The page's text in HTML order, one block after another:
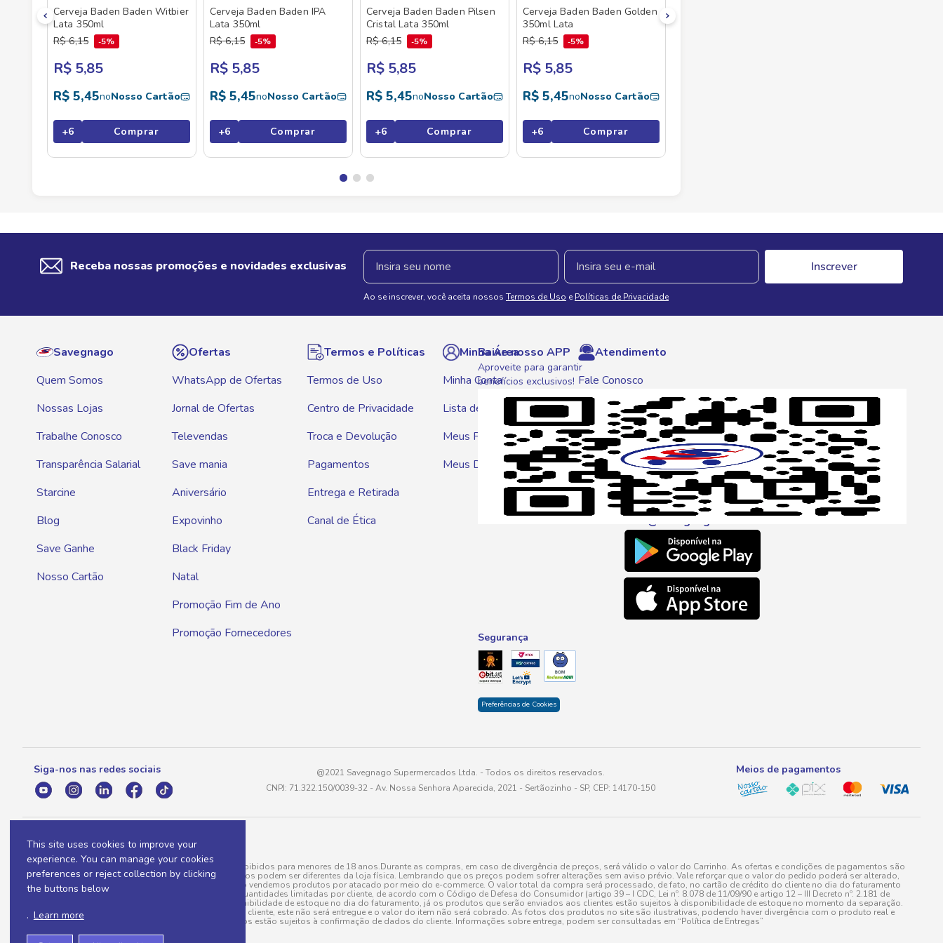
This site uses cookies to improve your
experience. You can manage your cookies
preferences or reject collection by clicking
the buttons below
. Learn more
Cerveja Baden Baden Witbier
Lata 350ml
R$ 6,15 5%
R$ 5,85
R$ 5,45noNosso Cartão
+6 Comprar
Cerveja Baden Baden IPA
Lata 350ml
R$ 6,15 5%
R$ 5,85
R$ 5,45noNosso Cartão
+6 Comprar
Cerveja Baden Baden Pilsen
Cristal Lata 350ml
R$ 6,15 5%
R$ 5,85
R$ 5,45noNosso Cartão
+6 Comprar
Cerveja Baden Baden Golden
350ml Lata
R$ 6,15 5%
R$ 5,85
R$ 5,45noNosso Cartão
+6 Comprar
Receba nossas promoções e novidades exclusivas Inscrever
Ao se inscrever, você aceita nossos Termos de Uso e Políticas de Privacidade
Savegnago
Quem Somos
Nossas Lojas
Trabalhe Conosco
Transparência Salarial
Starcine
Blog
Save Ganhe
Nosso Cartão
Ofertas
WhatsApp de Ofertas
Jornal de Ofertas
Televendas
Save mania
Aniversário
Expovinho
Black Friday
Natal
Promoção Fim de Ano
Promoção Fornecedores
Termos e Políticas
Termos de Uso
Centro de Privacidade
Troca e Devolução
Pagamentos
Entrega e Retirada
Canal de Ética
Minha Área
Minha Conta
Lista de Compras
Meus Pedidos
Meus Descontos
Atendimento
Fale Conosco
WhatsApp
Telefone
0800 016 6680
E-mail
atendimento@savegnago.com.br
Baixe nosso APP
Aproveite para garantir
benefícios exclusivos!
Segurança
Preferências de Cookies
Siga-nos nas redes sociais
@2021 Savegnago Supermercados Ltda. - Todos os direitos reservados.
CNPJ: 71.322.150/0039-32 - Av. Nossa Senhora Aparecida, 2021 - Sertãozinho - SP, CEP: 14170-150
Meios de pagamentos
A venda e o consumo de bebidas alcoólicas são proibidos para menores de 18 anos.Durante as compras, em caso de divergência de preços, será válido o valor do Carrinho. As ofertas e condições de pagamentos são
válidas para a loja eletrônica, sendo que seus preços podem ser diferentes da loja física. Lembrando que os preços podem sofrer alterações sem aviso prévio. Vale reforçar que o valor do pedido poderá ser alterado,
para menos, por conta de produtos variáveis; e não vendemos produtos por atacado por meio do e-commerce. O valor total da compra será processado, de fato, no cartão de crédito do cliente no dia do faturamento
do pedido. Produtos em promoção possuem quantidades limitadas por cliente, de acordo com o Código de Defesa do Consumidor (artigo 39 – I CDC, Lei nº. 8.078 de 11/09/90 e artigo 12 – III Decreto nº. 2.181 de
20/03/97). A venda está diretamente ligada à disponibilidade de estoque no dia do faturamento, já os produtos que serão enviados aos clientes estão sujeitos à disponibilidade de estoque no momento da separação.
Caso algum produto venha a faltar no pedido do cliente, este não será entregue e o valor do item não será cobrado. As fotos dos produtos no site são ilustrativas, podendo haver divergência com o produto real e
todos os pedidos estão sujeitos à confirmação de dados do cliente. Informações sobre entrega, podem ser consultadas em “Política de Entregas”